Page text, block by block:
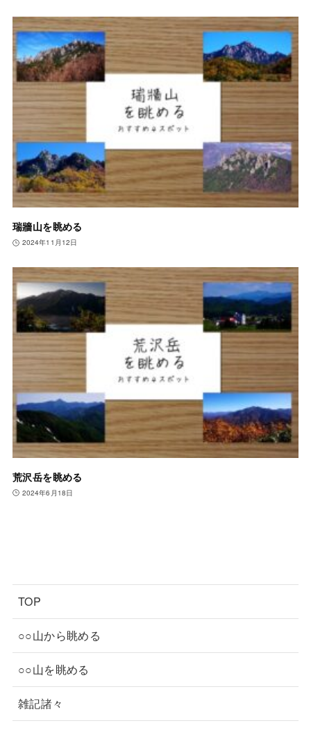
瑞牆山を眺める
2024年11月12日
荒沢岳を眺める
2024年6月18日
TOP
○○山から眺める
○○山を眺める
雑記諸々